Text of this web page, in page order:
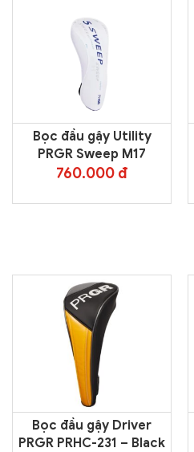
Bọc đầu gậy Utility
PRGR Sweep M17
760.000 đ
Bọc đầu gậy Driver
PRGR PRHC-231 – Black